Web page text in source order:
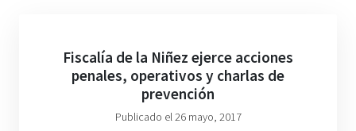
Fiscalía de la Niñez ejerce acciones
penales, operativos y charlas de
prevención
Publicado el 26 mayo, 2017